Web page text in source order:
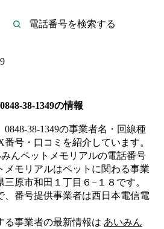
38-1349の情報
0848-38-1349の事業者名・回線種
号・口コミを紹介しています。
んペットメモリアルの電話番号
メモリアルはペット に関わる事業
三原市和田１丁目６−１８ です。
、番号提供事業者は西日本電信電
る事業者の最新情報は あいみん